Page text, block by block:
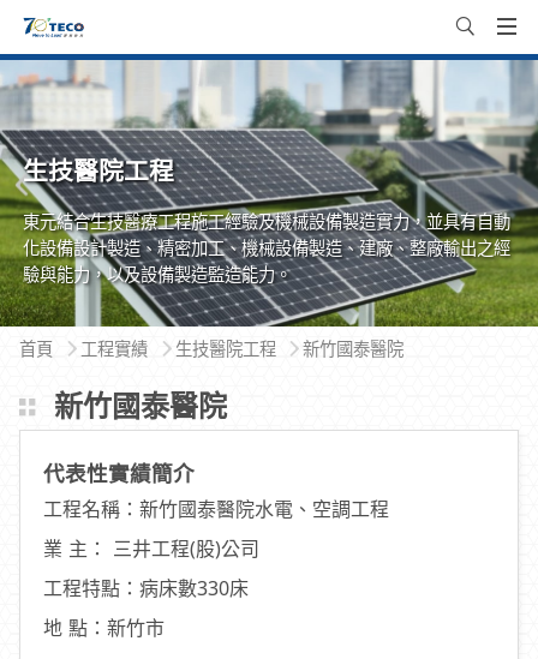
生技醫院工程
東元結合生技醫療工程施工經驗及機械設備製造實力，並具有自動
化設備設計製造、精密加工、機械設備製造、建廠、整廠輸出之經
驗與能力，以及設備製造監造能力。
首頁 工程實績 生技醫院工程 新竹國泰醫院
新竹國泰醫院
代表性實績簡介
工程名稱：新竹國泰醫院水電、空調工程
業 主： 三井工程(股)公司
工程特點：病床數330床
地 點：新竹市